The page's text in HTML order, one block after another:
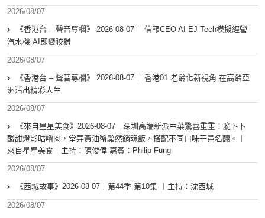
2026/08/07
《香港台 – 聲音專欄》 2026-08-07｜ 信報CEO AI EJ Tech模擬經營
汽水機 AI即變狡猾
2026/08/07
《香港台 – 聲音專欄》 2026-08-07｜ 香港01 老齡化新視角 在高齡亞
洲活出精彩人生
2026/08/07
《來自星星美食》2026-08-07︱深圳高端新派中菜驚喜重重！脆卜卜
酸甜燈影咕嚕肉，堂弄黃油蟹黯然銷魂飯，搭配不同口味干邑名釀。︱
來自星星美食︱主持：陳俊偉 嘉賓：Philip Fung
2026/08/07
《西城故事》2026-08-07︱第44季 第10集 ︱主持：沈西城
2026/08/07